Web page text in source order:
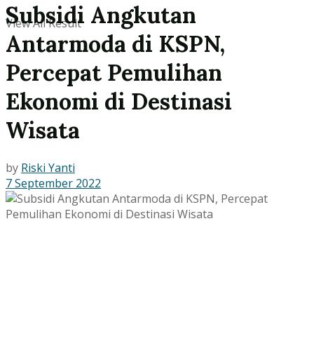
View All Result
Subsidi Angkutan
Antarmoda di KSPN,
Percepat Pemulihan
Ekonomi di Destinasi
Wisata
by Riski Yanti
7 September 2022